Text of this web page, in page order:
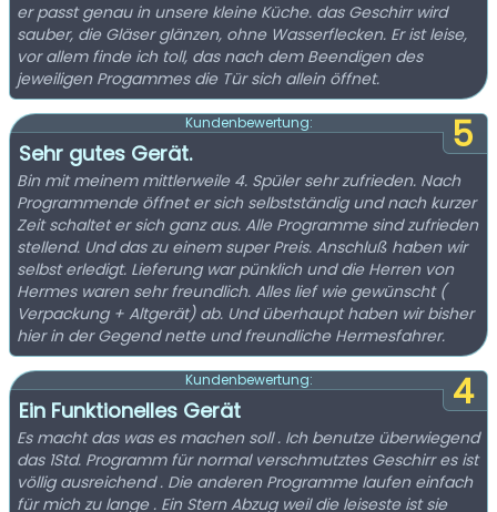
er passt genau in unsere kleine Küche. das Geschirr wird
sauber, die Gläser glänzen, ohne Wasserflecken. Er ist leise,
vor allem finde ich toll, das nach dem Beendigen des
jeweiligen Progammes die Tür sich allein öffnet.
5
Kundenbewertung:
Sehr gutes Gerät.
Bin mit meinem mittlerweile 4. Spüler sehr zufrieden. Nach
Programmende öffnet er sich selbstständig und nach kurzer
Zeit schaltet er sich ganz aus. Alle Programme sind zufrieden
stellend. Und das zu einem super Preis. Anschluß haben wir
selbst erledigt. Lieferung war pünklich und die Herren von
Hermes waren sehr freundlich. Alles lief wie gewünscht (
Verpackung + Altgerät) ab. Und überhaupt haben wir bisher
hier in der Gegend nette und freundliche Hermesfahrer.
4
Kundenbewertung:
Ein Funktionelles Gerät
Es macht das was es machen soll . Ich benutze überwiegend
das 1Std. Programm für normal verschmutztes Geschirr es ist
völlig ausreichend . Die anderen Programme laufen einfach
für mich zu lange . Ein Stern Abzug weil die leiseste ist sie